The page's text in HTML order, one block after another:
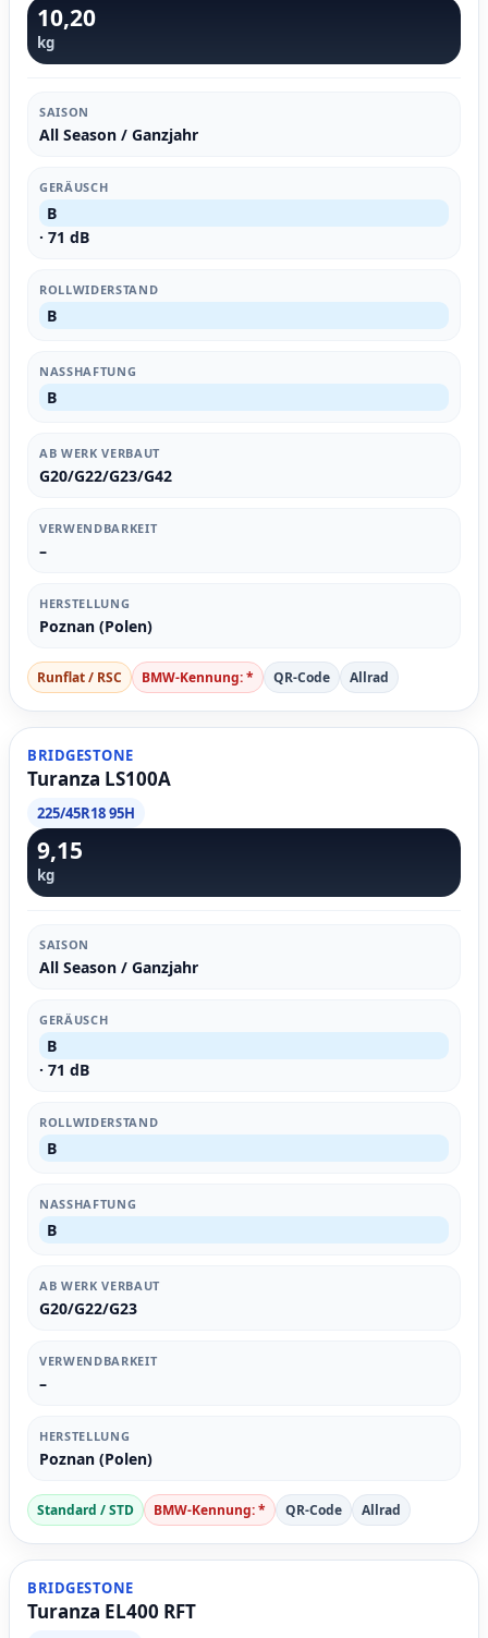
10,20
kg
SAISON
All Season / Ganzjahr
GERÄUSCH
B
· 71 dB
ROLLWIDERSTAND
B
NASSHAFTUNG
B
AB WERK VERBAUT
G20/G22/G23/G42
VERWENDBARKEIT
–
HERSTELLUNG
Poznan (Polen)
Runflat / RSC BMW-Kennung: * QR-Code Allrad
BRIDGESTONE
Turanza LS100A
225/45R18 95H
9,15
kg
SAISON
All Season / Ganzjahr
GERÄUSCH
B
· 71 dB
ROLLWIDERSTAND
B
NASSHAFTUNG
B
AB WERK VERBAUT
G20/G22/G23
VERWENDBARKEIT
–
HERSTELLUNG
Poznan (Polen)
Standard / STD BMW-Kennung: * QR-Code Allrad
BRIDGESTONE
Turanza EL400 RFT